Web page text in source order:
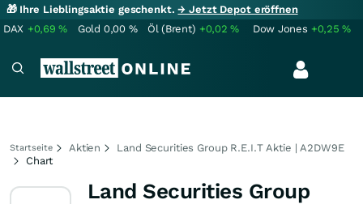
🎁 Ihre Lieblingsaktie geschenkt.→ Jetzt Depot eröffnen
DAX +0,69% Gold 0,00 % Öl (Brent) +0,02% Dow Jones +0,25%
Startseite Aktien
Land Securities Group R.E.I.T Aktie | A2DW9E
Chart
Land Securities Group